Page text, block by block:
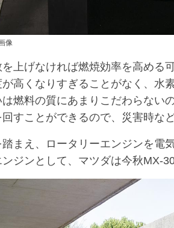
像
上げなければ燃焼効率を高める
高くなりすぎることがなく、水
燃料の質にあまりこだわらない
すことができるので、災害時な
まえ、ロータリーエンジンを電
ジンとして、マツダは今秋MX-